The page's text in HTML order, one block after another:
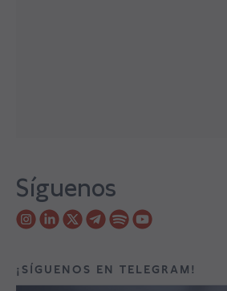
Síguenos
¡SÍGUENOS EN TELEGRAM!